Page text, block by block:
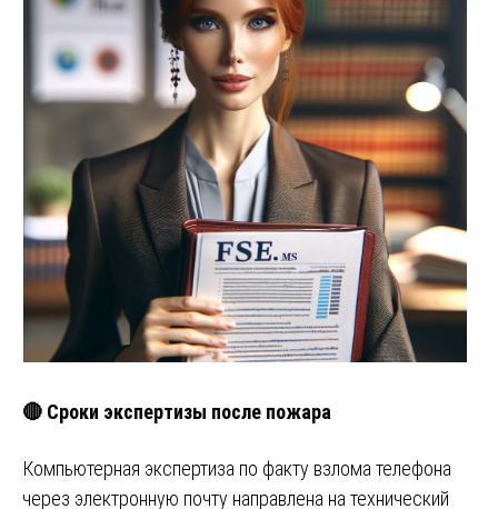
🔴 Сроки экспертизы после пожара
Компьютерная экспертиза по факту взлома телефона
через электронную почту направлена на технический